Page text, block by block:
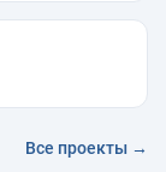
Все проекты →